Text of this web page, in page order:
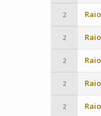
2
2
2
2
2